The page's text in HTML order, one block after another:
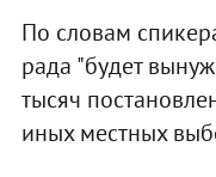
По словам
рада "будет
тысяч
иных местных